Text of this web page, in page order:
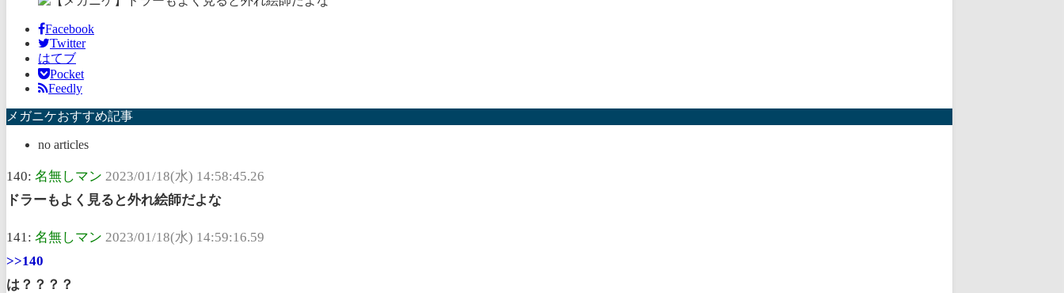
Facebook
Twitter
はてブ
Pocket
Feedly
メガニケおすすめ記事
no articles
140: 名無しマン 2023/01/18(水) 14:58:45.26
ドラーもよく見ると外れ絵師だよな
141: 名無しマン 2023/01/18(水) 14:59:16.59
>>140
は？？？？